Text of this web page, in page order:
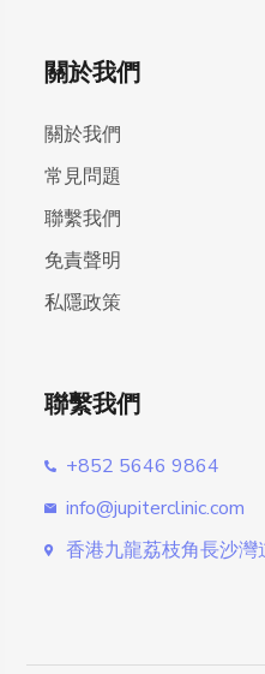
關於我們
關於我們
常見問題
聯繫我們
免責聲明
私隱政策
聯繫我們
+852 5646 9864
info@jupiterclinic.com
香港九龍荔枝角長沙